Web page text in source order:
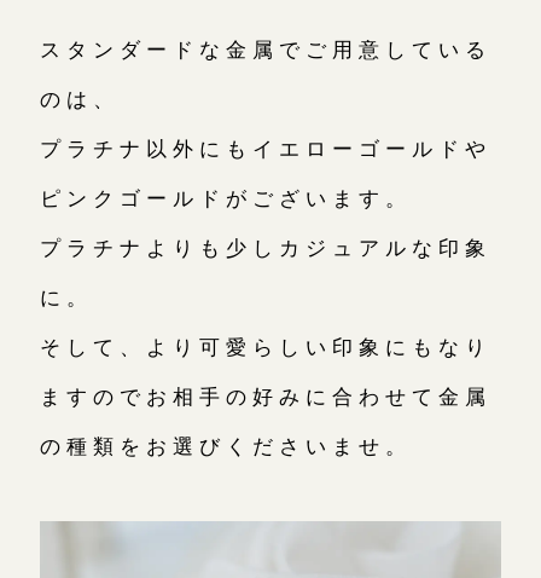
スタンダードな金属でご用意している
のは、
プラチナ以外にもイエローゴールドや
ピンクゴールドがございます。
プラチナよりも少しカジュアルな印象
に。
そして、より可愛らしい印象にもなり
ますのでお相手の好みに合わせて金属
の種類をお選びくださいませ。